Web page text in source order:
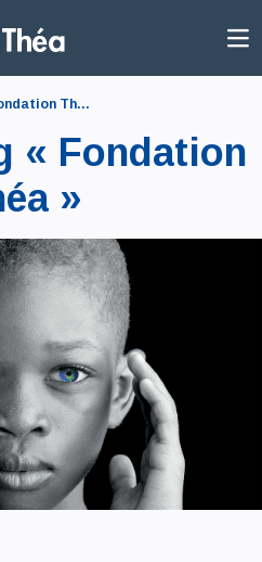
Th...
« Fondation
»